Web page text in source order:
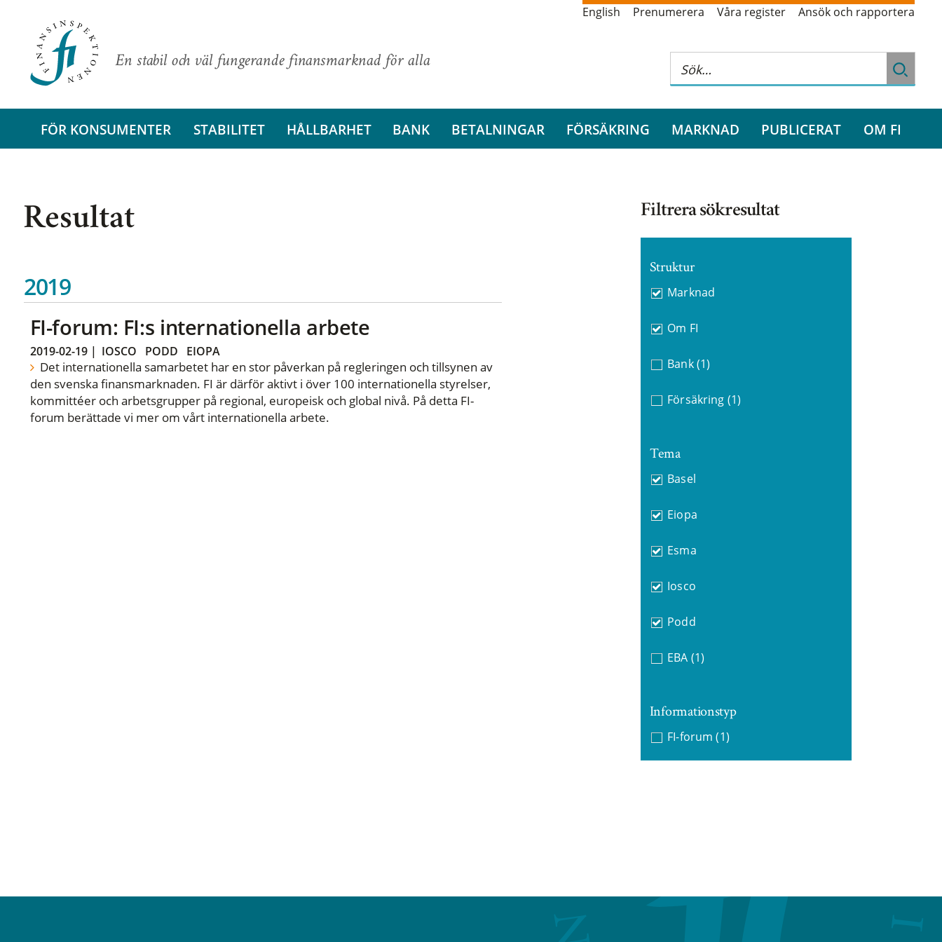
En stabil och väl fungerande finansmarknad för alla
English Prenumerera Våra register Ansök och rapportera
FÖR KONSUMENTER STABILITET HÅLLBARHET BANK BETALNINGAR FÖRSÄKRING MARKNAD PUBLICERAT OM FI
Resultat
2019
FI-forum: FI:s internationella arbete
2019-02-19| IOSCO PODD EIOPA
Det internationella samarbetet har en stor påverkan på regleringen och tillsynen av
den svenska finansmarknaden. FI är därför aktivt i över 100 internationella styrelser,
kommittéer och arbetsgrupper på regional, europeisk och global nivå. På detta FI-
forum berättade vi mer om vårt internationella arbete.
Filtrera sökresultat
Struktur
Marknad
Om FI
Bank (1)
Försäkring (1)
Tema
Basel
Eiopa
Esma
Iosco
Podd
EBA (1)
Informationstyp
FI-forum (1)